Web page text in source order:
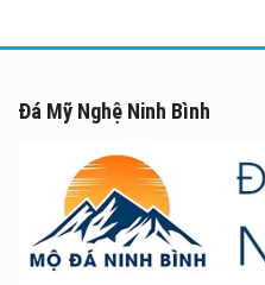
Đá Mỹ Nghệ Ninh Bình